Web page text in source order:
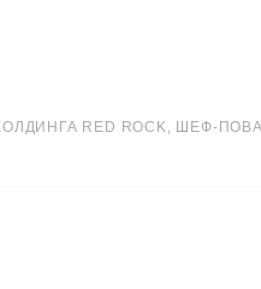
RED ROCK, ШЕФ-